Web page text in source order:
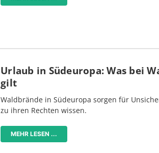
Urlaub in Südeuropa: Was bei
gilt
Waldbrände in Südeuropa sorgen für
zu ihren Rechten wissen.
MEHR LESEN ...